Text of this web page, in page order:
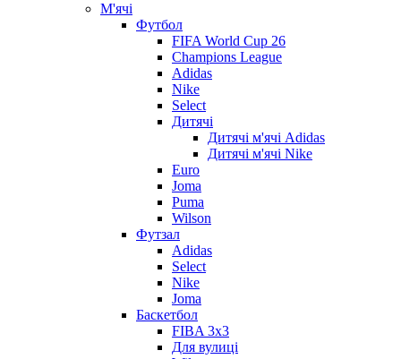
М'ячі
Футбол
FIFA World Cup 26
Champions League
Adidas
Nike
Select
Дитячі
Дитячі м'ячі Adidas
Дитячі м'ячі Nike
Euro
Joma
Puma
Wilson
Футзал
Adidas
Select
Nike
Joma
Баскетбол
FIBA 3x3
Для вулиці